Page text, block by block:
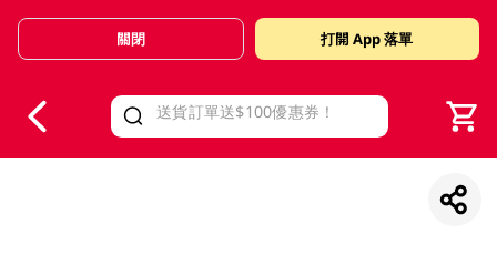
Valid Until 30 June 2026
關閉 打開 App 落單